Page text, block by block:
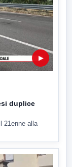
▶
duplice
21enne alla